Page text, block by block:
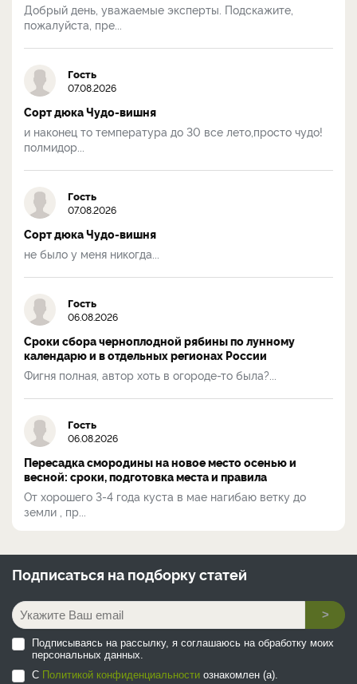
Добрый день, уважаемые эксперты. Подскажите,
пожалуйста, пре...
Гость
07.08.2026
Сорт дюка Чудо-вишня
и наконец то температура до 30 все лето,просто чудо!
полмидор...
Гость
07.08.2026
Сорт дюка Чудо-вишня
не было у меня никогда...
Гость
06.08.2026
Сроки сбора черноплодной рябины по лунному
календарю и в отдельных регионах России
Фигня полная, автор хоть в огороде-то была?...
Гость
06.08.2026
Пересадка смородины на новое место осенью и
весной: сроки, подготовка места и правила
От хорошего 3-4 года куста в мае нагибаю ветку до
земли , пр...
Подписаться на подборку статей
>
Подписываясь на рассылку, я соглашаюсь на обработку моих
персональных данных.
С Политикой конфиденциальности ознакомлен (а).